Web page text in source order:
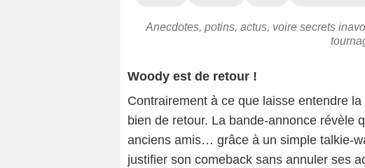
Anecdotes, potins, actus, voire secrets
Woody est de retour !
Contrairement à ce que laisse entendre la
bien de retour. La bande-annonce révèle
anciens amis… grâce à un simple talkie-
justifier son comeback sans annuler ses